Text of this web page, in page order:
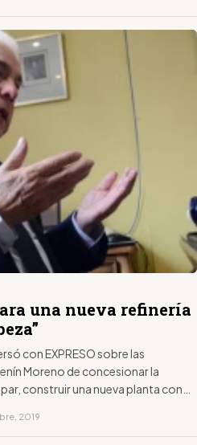
una nueva refinería
con EXPRESO sobre las
Moreno de concesionar la
construir una nueva planta con
2019